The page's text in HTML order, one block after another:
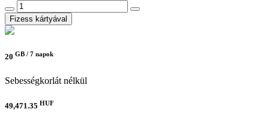
Fizess kártyával
20 GB / 7 napok
Sebességkorlát nélkül
49,471.35 HUF